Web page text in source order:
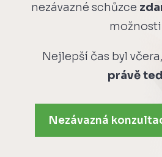
nezávazné schůzce
Nejlepší čas byl
právě
Nezávazná